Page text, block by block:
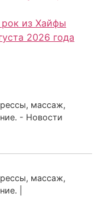
рок из Хайфы
2026 года
массаж,
- Новости
массаж,
|